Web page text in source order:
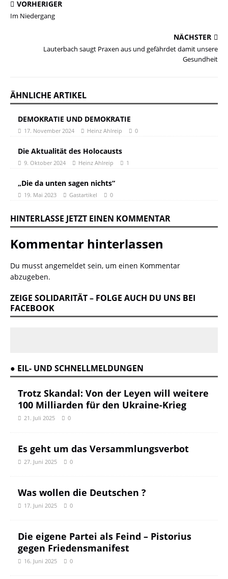
VORHERIGER
Im Niedergang
NÄCHSTER
Lauterbach saugt Praxen aus und gefährdet damit unsere
Gesundheit
ÄHNLICHE ARTIKEL
DEMOKRATIE UND DEMOKRATIE
17. November 2024 Heinz Ahlreip 0
Die Aktualität des Holocausts
9. Oktober 2024 Heinz Ahlreip 1
„Die da unten sagen nichts“
19. Mai 2023 Gastartikel 0
HINTERLASSE JETZT EINEN KOMMENTAR
Kommentar hinterlassen
Du musst angemeldet sein, um einen Kommentar
abzugeben.
ZEIGE SOLIDARITÄT – FOLGE AUCH DU UNS BEI
FACEBOOK
● EIL- UND SCHNELLMELDUNGEN
Trotz Skandal: Von der Leyen will weitere
100 Milliarden für den Ukraine-Krieg
21. Juli 2025 0
Es geht um das Versammlungsverbot
27. Juni 2025 0
Was wollen die Deutschen ?
17. Juni 2025 0
Die eigene Partei als Feind – Pistorius
gegen Friedensmanifest
16. Juni 2025 0